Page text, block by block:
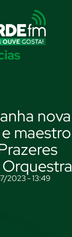
nova
maestro
2023 - 13:49